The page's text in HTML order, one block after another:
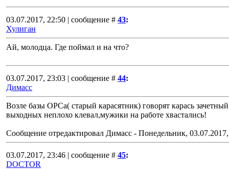
03.07.2017, 22:50 | сообщение # 43:
Хулиган
Ай, молодца. Где поймал и на что?
03.07.2017, 23:03 | сообщение # 44:
Димасс
Возле базы ОРСа( старый карасятник) говорят карась
выходных неплохо клевал,мужики на работе хвастались!
Сообщение отредактировал Димасс - Понедельник,
03.07.2017, 23:46 | сообщение # 45:
DOCTOR